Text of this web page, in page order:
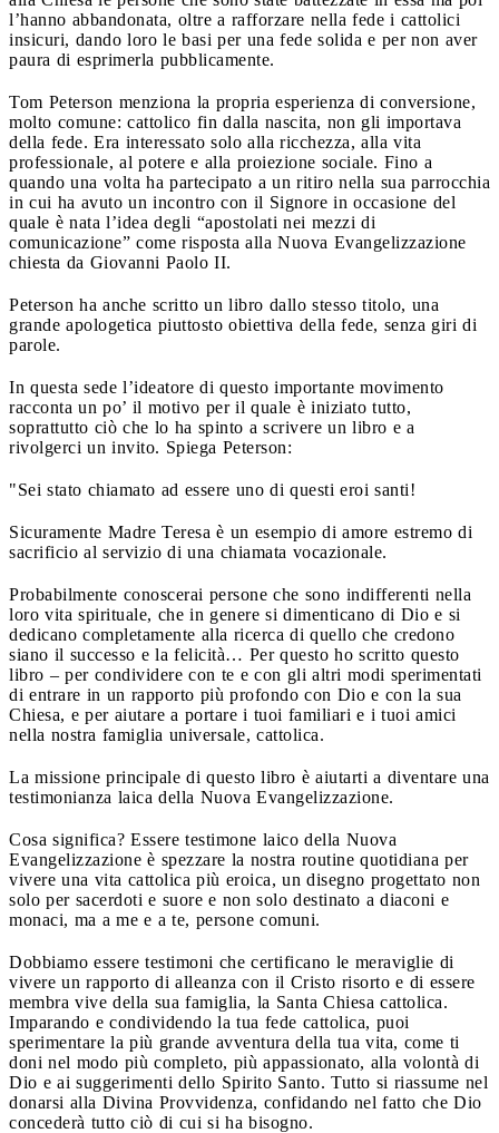
l’hanno abbandonata, oltre a rafforzare nella fede i cattolici
insicuri, dando loro le basi per una fede solida e per non aver
paura di esprimerla pubblicamente.
Tom Peterson menziona la propria esperienza di conversione,
molto comune: cattolico fin dalla nascita, non gli importava
della fede. Era interessato solo alla ricchezza, alla vita
professionale, al potere e alla proiezione sociale. Fino a
quando una volta ha partecipato a un ritiro nella sua parrocchia
in cui ha avuto un incontro con il Signore in occasione del
quale è nata l’idea degli “apostolati nei mezzi di
comunicazione” come risposta alla Nuova Evangelizzazione
chiesta da Giovanni Paolo II.
Peterson ha anche scritto un libro dallo stesso titolo, una
grande apologetica piuttosto obiettiva della fede, senza giri di
parole.
In questa sede l’ideatore di questo importante movimento
racconta un po’ il motivo per il quale è iniziato tutto,
soprattutto ciò che lo ha spinto a scrivere un libro e a
rivolgerci un invito. Spiega Peterson:
"Sei stato chiamato ad essere uno di questi eroi santi!
Sicuramente Madre Teresa è un esempio di amore estremo di
sacrificio al servizio di una chiamata vocazionale.
Probabilmente conoscerai persone che sono indifferenti nella
loro vita spirituale, che in genere si dimenticano di Dio e si
dedicano completamente alla ricerca di quello che credono
siano il successo e la felicità… Per questo ho scritto questo
libro – per condividere con te e con gli altri modi sperimentati
di entrare in un rapporto più profondo con Dio e con la sua
Chiesa, e per aiutare a portare i tuoi familiari e i tuoi amici
nella nostra famiglia universale, cattolica.
La missione principale di questo libro è aiutarti a diventare una
testimonianza laica della Nuova Evangelizzazione.
Cosa significa? Essere testimone laico della Nuova
Evangelizzazione è spezzare la nostra routine quotidiana per
vivere una vita cattolica più eroica, un disegno progettato non
solo per sacerdoti e suore e non solo destinato a diaconi e
monaci, ma a me e a te, persone comuni.
Dobbiamo essere testimoni che certificano le meraviglie di
vivere un rapporto di alleanza con il Cristo risorto e di essere
membra vive della sua famiglia, la Santa Chiesa cattolica.
Imparando e condividendo la tua fede cattolica, puoi
sperimentare la più grande avventura della tua vita, come ti
doni nel modo più completo, più appassionato, alla volontà di
Dio e ai suggerimenti dello Spirito Santo. Tutto si riassume nel
donarsi alla Divina Provvidenza, confidando nel fatto che Dio
concederà tutto ciò di cui si ha bisogno.